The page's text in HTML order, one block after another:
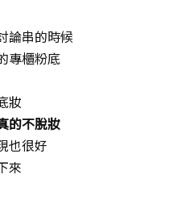
論串的時候
專櫃粉底
妝
的不脫妝
也很好
來